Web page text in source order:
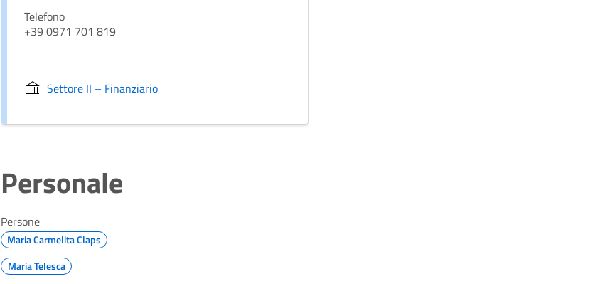
Telefono
+39 0971 701 819
Settore II – Finanziario
Personale
Persone
Maria Carmelita Claps
Maria Telesca